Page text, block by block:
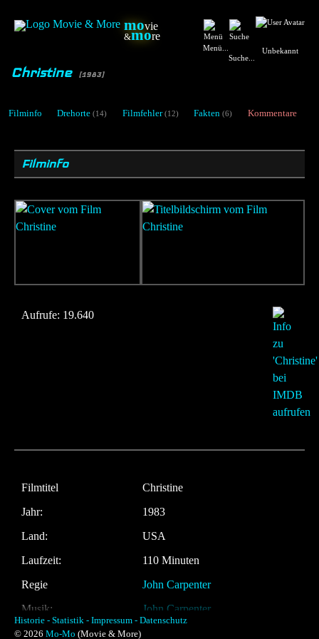
movie
&more
Menü...
Suche...
Unbekannt
Christine [1983]
Filminfo Drehorte (14) Filmfehler (12) Fakten (6) Kommentare
Filminfo
Aufrufe: 19.640
Filmtitel
Christine
Jahr:
1983
Land:
USA
Laufzeit:
110 Minuten
Regie
John Carpenter
Musik:
John Carpenter
Historie - Statistik - Impressum - Datenschutz
© 2026 Mo-Mo (Movie & More)